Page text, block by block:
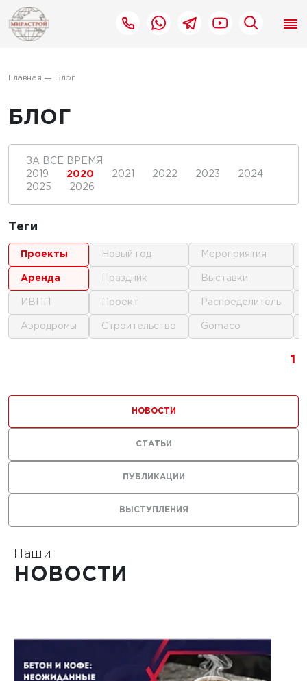
Главная Блог
БЛОГ
1
ВЫСТУПЛЕНИЯ
ПУБЛИКАЦИИ
НОВОСТИ
СТАТЬИ
ЗА ВСЕ ВРЕМЯ
2019
2020 2021 2022 2023
2024
2025
2026
Теги
проекты
аренда
ИВПП
аэродромы
новый год
праздник
проект
строительство
мероприятия
выставки
распределитель
gomaco
Наши
НОВОСТИ